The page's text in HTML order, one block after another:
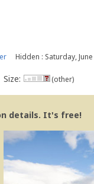
Hidden : Saturday,
Size: (other)
details. It's free!